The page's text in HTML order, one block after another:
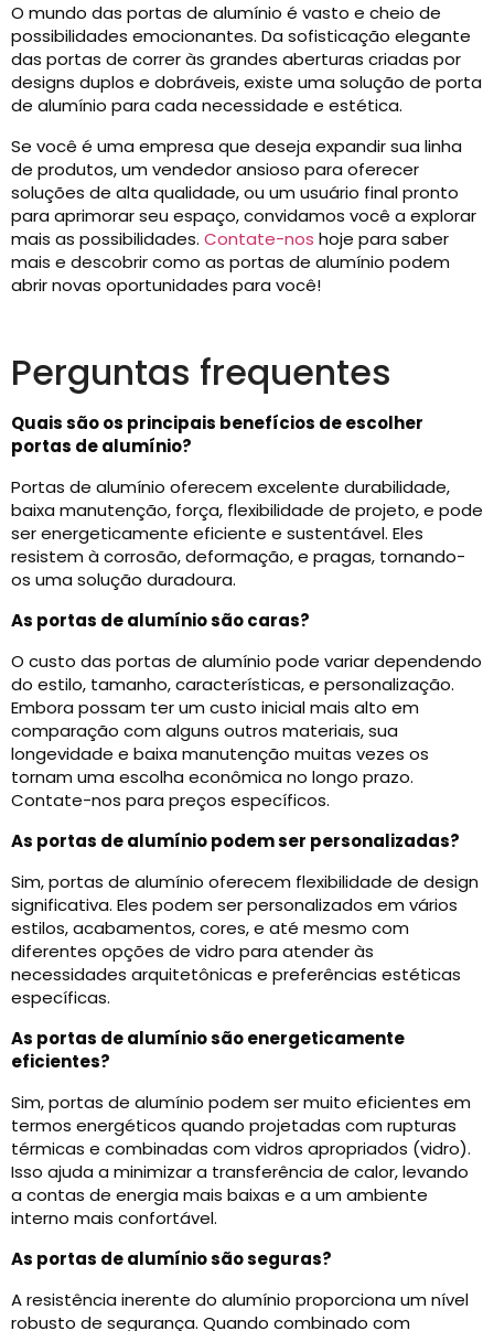
O mundo das portas de alumínio é vasto e cheio de
possibilidades emocionantes. Da sofisticação elegante
das portas de correr às grandes aberturas criadas por
designs duplos e dobráveis, existe uma solução de porta
de alumínio para cada necessidade e estética.
Se você é uma empresa que deseja expandir sua linha
de produtos, um vendedor ansioso para oferecer
soluções de alta qualidade, ou um usuário final pronto
para aprimorar seu espaço, convidamos você a explorar
mais as possibilidades. Contate-nos hoje para saber
mais e descobrir como as portas de alumínio podem
abrir novas oportunidades para você!
Perguntas frequentes
Quais são os principais benefícios de escolher
portas de alumínio?
Portas de alumínio oferecem excelente durabilidade,
baixa manutenção, força, flexibilidade de projeto, e pode
ser energeticamente eficiente e sustentável. Eles
resistem à corrosão, deformação, e pragas, tornando-
os uma solução duradoura.
As portas de alumínio são caras?
O custo das portas de alumínio pode variar dependendo
do estilo, tamanho, características, e personalização.
Embora possam ter um custo inicial mais alto em
comparação com alguns outros materiais, sua
longevidade e baixa manutenção muitas vezes os
tornam uma escolha econômica no longo prazo.
Contate-nos para preços específicos.
As portas de alumínio podem ser personalizadas?
Sim, portas de alumínio oferecem flexibilidade de design
significativa. Eles podem ser personalizados em vários
estilos, acabamentos, cores, e até mesmo com
diferentes opções de vidro para atender às
necessidades arquitetônicas e preferências estéticas
específicas.
As portas de alumínio são energeticamente
eficientes?
Sim, portas de alumínio podem ser muito eficientes em
termos energéticos quando projetadas com rupturas
térmicas e combinadas com vidros apropriados (vidro).
Isso ajuda a minimizar a transferência de calor, levando
a contas de energia mais baixas e a um ambiente
interno mais confortável.
As portas de alumínio são seguras?
A resistência inerente do alumínio proporciona um nível
robusto de segurança. Quando combinado com